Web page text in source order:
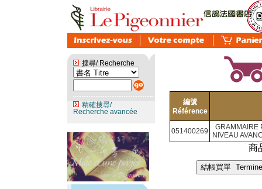
搜尋/ Recherche
精確搜尋/
Recherche avancée
編號
Référence
051400269
GRAMMAIRE
NIVEAU
商